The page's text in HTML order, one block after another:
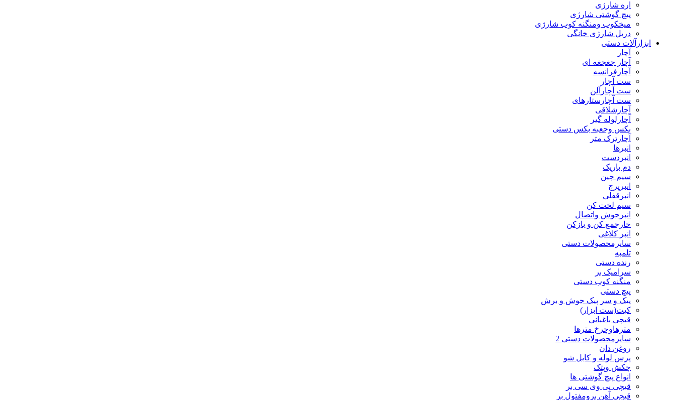
اره شارژی
پیچ گوشتی شارژی
میخکوب ومنگنه کوب شارژی
دریل شارژی خانگی
ابزارآلات دستی
آچار
آچار جغجغه ای
آچارفرانسه
ست آچار
ست آچارآلن
ست آچارستارهای
آچارشلاقی
آچارلوله گیر
بکس وجعبه بکس دستی
آچارترک متر
انبرها
انبردست
دم باریک
سیم چین
انبرپرچ
انبرقفلی
سیم لخت کن
انبرجوش واتصال
خارجمع کن و بازکن
انبر کلاغی
سایرمحصولات دستی
تلمبه
رنده دستی
سرامیک بر
منگنه کوب دستی
پیچ دستی
پیک و سر پیک جوش و برش
کیت(ست ابزار)
قیچی باغبانی
مترهاوچرخ مترها
سایرمحصولات دستی 2
روغن دان
پرس لوله و کابل شو
چکش وپتک
انواع پیچ گوشتی ها
قیچی پی وی سی بر
قیچی آهن برومفتول بر